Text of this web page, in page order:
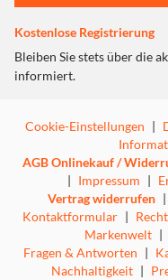
Kostenlose Registrierung
Bleiben Sie stets über die
informiert.
Cookie-Einstellungen |
AGB Onlinekauf /
| Impressum |
Vertrag widerrufen |
Kontaktformular |
Markenwelt |
Fragen & Antworten |
Nachhaltigkeit |